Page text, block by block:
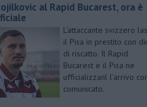
al Rapid Bucarest, ora è
L'attaccante svizzero
il Pisa in prestito con
di riscatto. Il Rapid
Bucarest e il Pisa ne
ufficializzanl l'arrivo
comunicato.